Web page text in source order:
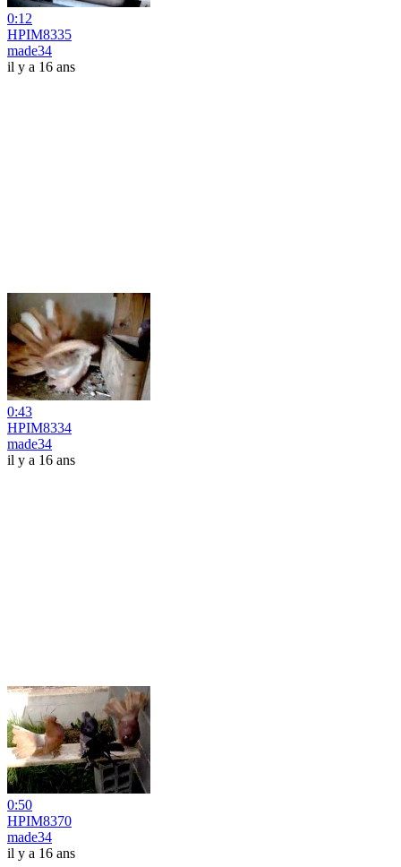
0:12
HPIM8335
made34
il y a 16 ans
0:43
HPIM8334
made34
il y a 16 ans
0:50
HPIM8370
made34
il y a 16 ans